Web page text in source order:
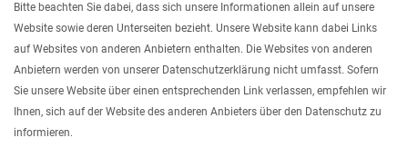
Bitte beachten Sie dabei, dass sich unsere Informationen allein auf unsere
Website sowie deren Unterseiten bezieht. Unsere Website kann dabei Links
auf Websites von anderen Anbietern enthalten. Die Websites von anderen
Anbietern werden von unserer Datenschutzerklärung nicht umfasst. Sofern
Sie unsere Website über einen entsprechenden Link verlassen, empfehlen wir
Ihnen, sich auf der Website des anderen Anbieters über den Datenschutz zu
informieren.